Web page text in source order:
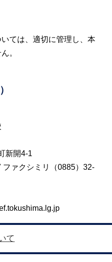
ては、適切に管理し、本
。
新開4-1
ァクシミリ（0885）32-
て